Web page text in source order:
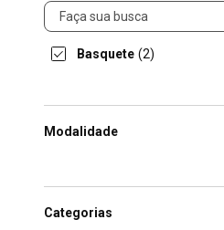
Esportes
Basquete (2)
Modalidade
Categorias